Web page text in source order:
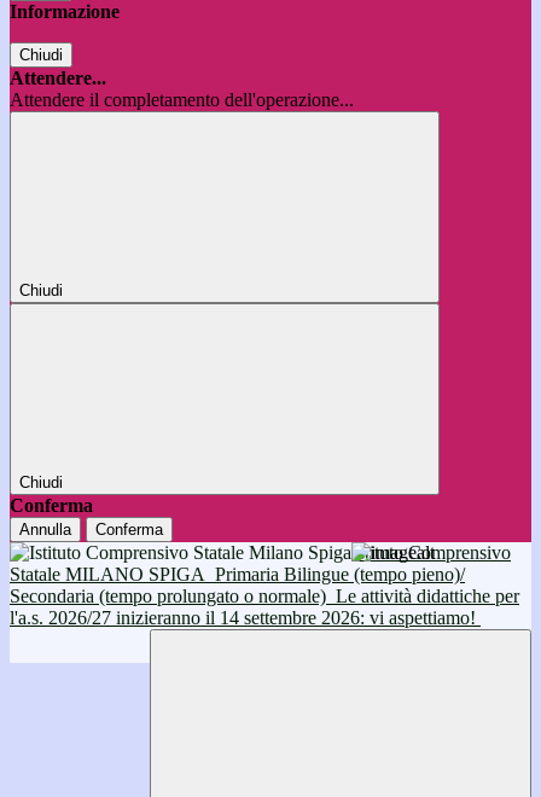
Informazione
Chiudi
Attendere...
Attendere il completamento dell'operazione...
Chiudi
Chiudi
Conferma
Annulla Conferma
Istituto Comprensivo
Statale MILANO SPIGA Primaria Bilingue (tempo pieno)/
Secondaria (tempo prolungato o normale) Le attività didattiche per
l'a.s. 2026/27 inizieranno il 14 settembre 2026: vi aspettiamo!